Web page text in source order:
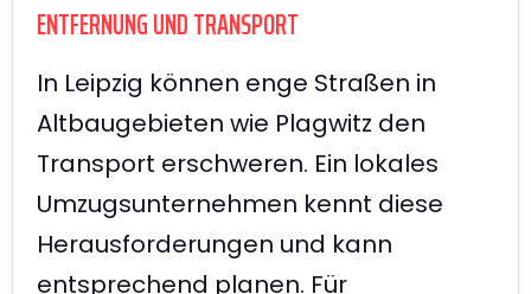
ENTFERNUNG UND TRANSPORT
In Leipzig können enge Straßen in
Altbaugebieten wie Plagwitz den
Transport erschweren. Ein lokales
Umzugsunternehmen kennt diese
Herausforderungen und kann
entsprechend planen. Für